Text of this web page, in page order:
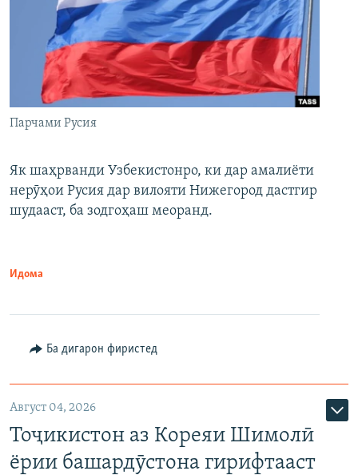
Парчами Русия
Як шаҳрванди Узбекистонро, ки дар амалиёти
нерӯҳои Русия дар вилояти Нижегород дастгир
шудааст, ба зодгоҳаш меоранд.
Идома
Ба дигарон фиристед
Август 04, 2026
Тоҷикистон аз Кореяи Шимолӣ
ёрии башардӯстона гирифтааст